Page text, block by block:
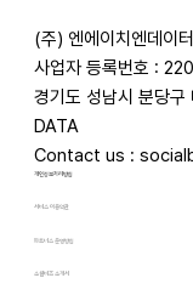
(주) 엔에이치엔데이터
사업자 등록번호 :
경기도 성남시 분당
DATA
Contact us :
​개인정보처리방침
서비스 이용약관
파트너스 운영방침
​소셜비즈 소개서